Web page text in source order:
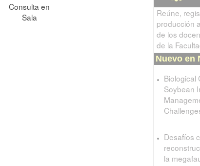
Consulta en
Sala
Reúne,
producción
de los
de la
Nuevo en
Biological
Soybean
Desafíos
la